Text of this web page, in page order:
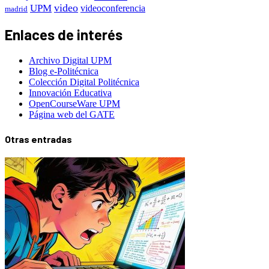
madrid UPM video videoconferencia
Enlaces de interés
Archivo Digital UPM
Blog e-Politécnica
Colección Digital Politécnica
Innovación Educativa
OpenCourseWare UPM
Página web del GATE
Otras entradas